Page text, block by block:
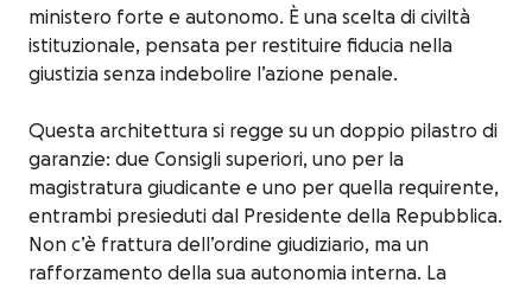
ministero forte e autonomo. È una scelta di civiltà
istituzionale, pensata per restituire fiducia nella
giustizia senza indebolire l’azione penale.
Questa architettura si regge su un doppio pilastro di
garanzie: due Consigli superiori, uno per la
magistratura giudicante e uno per quella requirente,
entrambi presieduti dal Presidente della Repubblica.
Non c’è frattura dell’ordine giudiziario, ma un
rafforzamento della sua autonomia interna. La